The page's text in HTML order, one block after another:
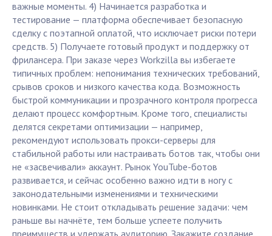
важные моменты. 4) Начинается разработка и
тестирование — платформа обеспечивает безопасную
сделку с поэтапной оплатой, что исключает риски потери
средств. 5) Получаете готовый продукт и поддержку от
фрилансера. При заказе через Workzilla вы избегаете
типичных проблем: непонимания технических требований,
срывов сроков и низкого качества кода. Возможность
быстрой коммуникации и прозрачного контроля прогресса
делают процесс комфортным. Кроме того, специалисты
делятся секретами оптимизации — например,
рекомендуют использовать прокси-серверы для
стабильной работы или настраивать ботов так, чтобы они
не «засвечивали» аккаунт. Рынок YouTube-ботов
развивается, и сейчас особенно важно идти в ногу с
законодательными изменениями и техническими
новинками. Не стоит откладывать решение задачи: чем
раньше вы начнёте, тем больше успеете получить